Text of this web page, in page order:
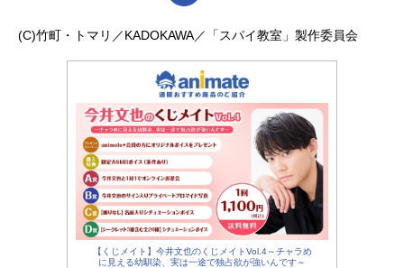
(C)竹町・トマリ／KADOKAWA／「スパイ教室」製作委員会
【くじメイト】今井文也のくじメイトVol.4～チャラめ
に見える幼馴染、実は一途で独占欲が強いんです～